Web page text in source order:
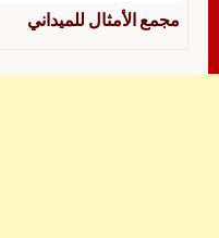
مجمع الأمثال للميداني